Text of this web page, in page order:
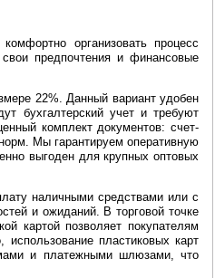
организовать процесс
предпочтения и финансовые
22%. Данный вариант удобен
бухгалтерский учет и требуют
комплект документов: счет-
Мы гарантируем оперативную
выгоден для крупных оптовых
наличными средствами или с
и ожиданий. В торговой точке
картой позволяет покупателям
пластиковых карт
и платежными шлюзами, что